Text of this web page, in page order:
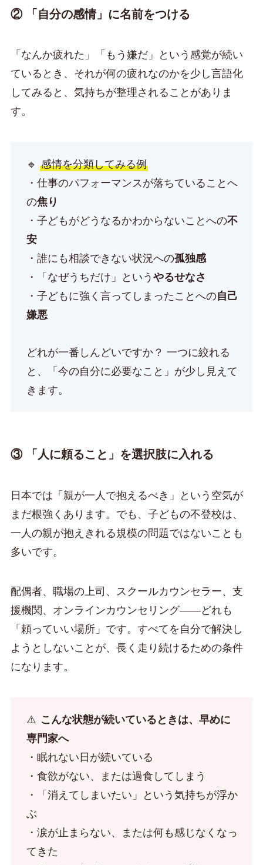
② 「自分の感情」に名前をつける
「なんか疲れた」「もう嫌だ」という感覚が続い
ているとき、それが何の疲れなのかを少し言語化
してみると、気持ちが整理されることがありま
す。
🔹 感情を分類してみる例
・仕事のパフォーマンスが落ちていることへ
の焦り
・子どもがどうなるかわからないことへの不
安
・誰にも相談できない状況への孤独感
・「なぜうちだけ」という やるせなさ
・子どもに強く言ってしまったことへの自己
嫌悪
どれが一番しんどいですか？ 一つに絞れる
と、「今の自分に必要なこと」が少し見えて
きます。
③ 「人に頼ること」を選択肢に入れる
日本では「親が一人で抱えるべき」という空気が
まだ根強くあります。でも、子どもの不登校は、
一人の親が抱えきれる規模の問題ではないことも
多いです。
配偶者、職場の上司、スクールカウンセラー、支
援機関、オンラインカウンセリング——どれも
「頼っていい場所」です。すべてを自分で解決し
ようとしないことが、長く走り続けるための条件
になります。
⚠️ こんな状態が続いているときは、早めに
専門家へ
・眠れない日が続いている
・食欲がない、または過食してしまう
・「消えてしまいたい」という気持ちが浮か
ぶ
・涙が止まらない、または何も感じなくなっ
てきた